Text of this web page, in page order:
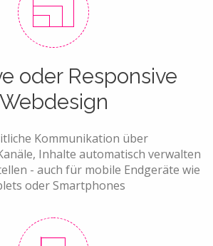
oder Responsive
Webdesign
Kommunikation über
Inhalte automatisch verwalten
- auch für mobile Endgeräte wie
oder Smartphones